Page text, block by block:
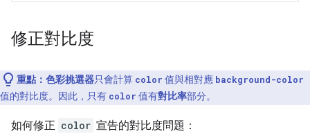
修正對比度
重點： 色彩挑選器只會計算 color 值與相對應 background-color
值的對比度。因此，只有 color 值有對比率部分。
如何修正 color 宣告的對比度問題：